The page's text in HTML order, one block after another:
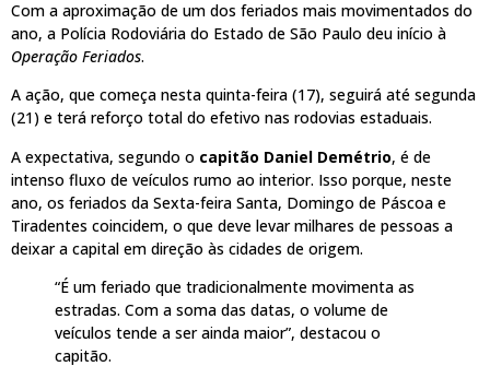
Com a aproximação de um dos feriados mais movimentados do
ano, a Polícia Rodoviária do Estado de São Paulo deu início à
Operação Feriados.
A ação, que começa nesta quinta-feira (17), seguirá até segunda
(21) e terá reforço total do efetivo nas rodovias estaduais.
A expectativa, segundo o capitão Daniel Demétrio, é de
intenso fluxo de veículos rumo ao interior. Isso porque, neste
ano, os feriados da Sexta-feira Santa, Domingo de Páscoa e
Tiradentes coincidem, o que deve levar milhares de pessoas a
deixar a capital em direção às cidades de origem.
“É um feriado que tradicionalmente movimenta as
estradas. Com a soma das datas, o volume de
veículos tende a ser ainda maior”, destacou o
capitão.